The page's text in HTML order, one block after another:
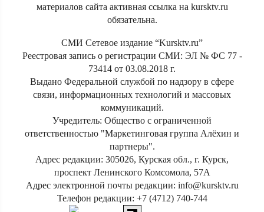
материалов сайта активная ссылка на kursktv.ru
обязательна.
СМИ Сетевое издание “Kursktv.ru”
Реестровая запись о регистрации СМИ: ЭЛ № ФС 77 -
73414 от 03.08.2018 г.
Выдано Федеральной службой по надзору в сфере
связи, информационных технологий и массовых
коммуникаций.
Учредитель: Общество с ограниченной
ответственностью "Маркетинговая группа Алёхин и
партнеры".
Адрес редакции: 305026, Курская обл., г. Курск,
проспект Ленинского Комсомола, 57А
Адрес электронной почты редакции: info@kursktv.ru
Телефон редакции: +7 (4712) 740-744